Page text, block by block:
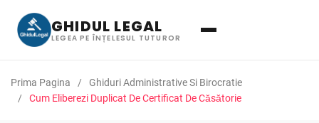
GHIDUL LEGAL
LEGEA PE ÎNȚELESUL TUTUROR
Prima Pagina
Ghiduri Administrative Si Birocratie
Cum Eliberezi Duplicat De Certificat De Căsătorie